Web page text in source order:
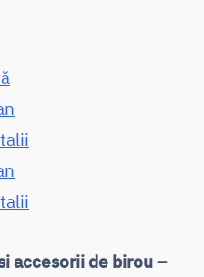
accesorii de birou –